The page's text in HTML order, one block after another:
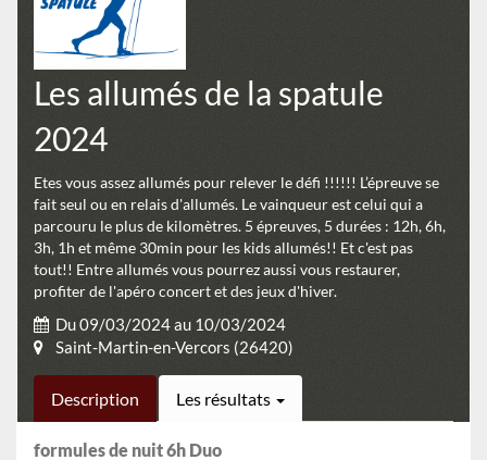
Les allumés de la spatule
2024
Etes vous assez allumés pour relever le défi !!!!!! L’épreuve se
fait seul ou en relais d'allumés. Le vainqueur est celui qui a
parcouru le plus de kilomètres. 5 épreuves, 5 durées : 12h, 6h,
3h, 1h et même 30min pour les kids allumés!! Et c'est pas
tout!! Entre allumés vous pourrez aussi vous restaurer,
profiter de l'apéro concert et des jeux d'hiver.
Du 09/03/2024 au 10/03/2024
Saint-Martin-en-Vercors (26420)
Description Les résultats
formules de nuit 6h Duo